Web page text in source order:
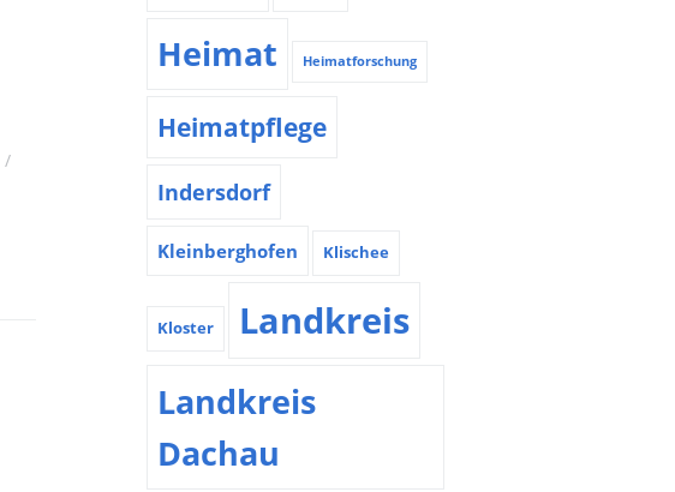
Heimat Heimatforschung
Heimatpflege
Indersdorf
Kleinberghofen Klischee
Kloster Landkreis
Landkreis
Dachau